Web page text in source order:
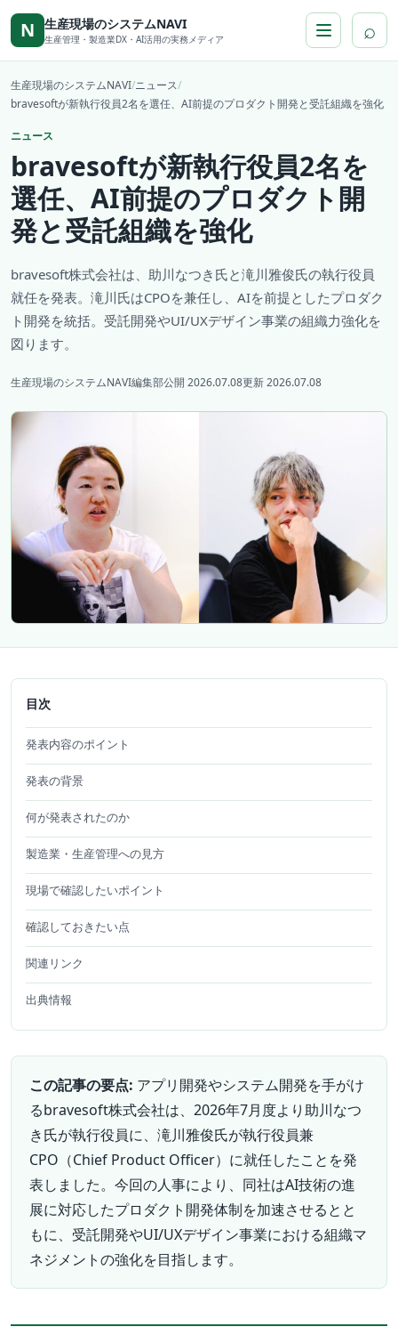
本文へ移動
N 生産現場のシステムNAVI
生産管理・製造業DX・AI活用の実務メディア ⌕
生産現場のシステムNAVI/ニュース/
bravesoftが新執行役員2名を選任、AI前提のプロダクト開発と受託組織を強化
ニュース
bravesoftが新執行役員2名を
選任、AI前提のプロダクト開
発と受託組織を強化
bravesoft株式会社は、助川なつき氏と滝川雅俊氏の執行役員
就任を発表。滝川氏はCPOを兼任し、AIを前提としたプロダク
ト開発を統括。受託開発やUI/UXデザイン事業の組織力強化を
図ります。
生産現場のシステムNAVI編集部公開 2026.07.08更新 2026.07.08
目次
発表内容のポイント
発表の背景
何が発表されたのか
製造業・生産管理への見方
現場で確認したいポイント
確認しておきたい点
関連リンク
出典情報
この記事の要点: アプリ開発やシステム開発を手がけ
るbravesoft株式会社は、2026年7月度より助川なつ
き氏が執行役員に、滝川雅俊氏が執行役員兼
CPO（Chief Product Officer）に就任したことを発
表しました。今回の人事により、同社はAI技術の進
展に対応したプロダクト開発体制を加速させるとと
もに、受託開発やUI/UXデザイン事業における組織マ
ネジメントの強化を目指します。